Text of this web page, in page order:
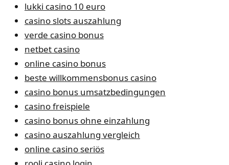
lukki casino 10 euro
casino slots auszahlung
verde casino bonus
netbet casino
online casino bonus
beste willkommensbonus casino
casino bonus umsatzbedingungen
casino freispiele
casino bonus ohne einzahlung
casino auszahlung vergleich
online casino seriös